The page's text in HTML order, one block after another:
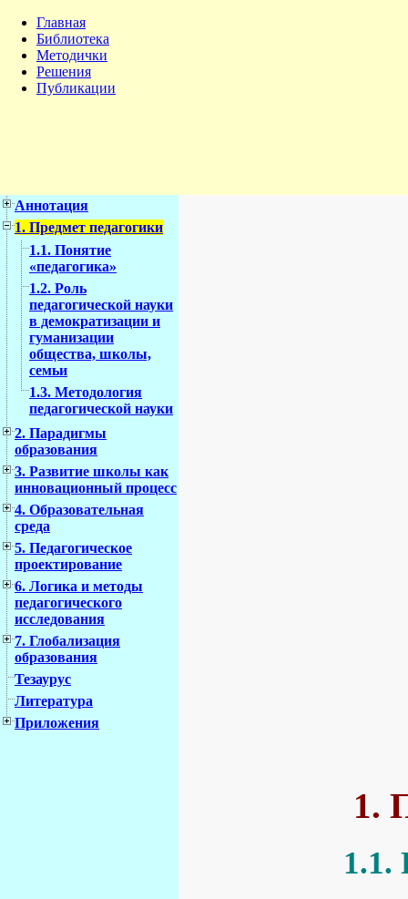
Главная
Библиотека
Методички
Решения
Публикации
Аннотация
1. Предмет педагогики
1.1. Понятие
«педагогика»
1.2. Роль
педагогической науки
в демократизации и
гуманизации
общества, школы,
семьи
1.3. Методология
педагогической науки
2. Парадигмы
образования
3. Развитие школы как
инновационный процесс
4. Образовательная
среда
5. Педагогическое
проектирование
6. Логика и методы
педагогического
исследования
7. Глобализация
образования
Тезаурус
Литература
Приложения
1.
1.1.